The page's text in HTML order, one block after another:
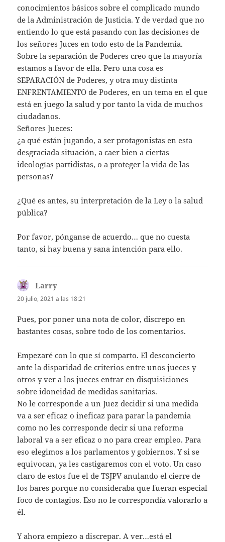
conocimientos básicos sobre el complicado mundo
de la Administración de Justicia. Y de verdad que no
entiendo lo que está pasando con las decisiones de
los señores Juces en todo esto de la Pandemia.
Sobre la separación de Poderes creo que la mayoría
estamos a favor de ella. Pero una cosa es
SEPARACIÓN de Poderes, y otra muy distinta
ENFRENTAMIENTO de Poderes, en un tema en el que
está en juego la salud y por tanto la vida de muchos
ciudadanos.
Señores Jueces:
¿a qué están jugando, a ser protagonistas en esta
desgraciada situación, a caer bien a ciertas
ideologías partidistas, o a proteger la vida de las
personas?
¿Qué es antes, su interpretación de la Ley o la salud
pública?
Por favor, pónganse de acuerdo… que no cuesta
tanto, si hay buena y sana intención para ello.
Larry
20 julio, 2021 a las 18:21
Pues, por poner una nota de color, discrepo en
bastantes cosas, sobre todo de los comentarios.
Empezaré con lo que sí comparto. El desconcierto
ante la disparidad de criterios entre unos jueces y
otros y ver a los jueces entrar en disquisiciones
sobre idoneidad de medidas sanitarias.
No le corresponde a un Juez decidir si una medida
va a ser eficaz o ineficaz para parar la pandemia
como no les corresponde decir si una reforma
laboral va a ser eficaz o no para crear empleo. Para
eso elegimos a los parlamentos y gobiernos. Y si se
equivocan, ya les castigaremos con el voto. Un caso
claro de estos fue el de TSJPV anulando el cierre de
los bares porque no consideraba que fueran especial
foco de contagios. Eso no le correspondía valorarlo a
él.
Y ahora empiezo a discrepar. A ver…está el